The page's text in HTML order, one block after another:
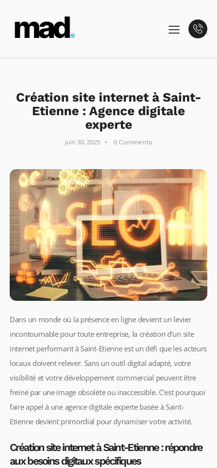
Création site internet à Saint-
Etienne : Agence digitale
experte
juin 30, 2025 0 Comments
Dans un monde où la présence en ligne devient un levier
incontournable pour toute entreprise, la création d’un site
internet performant à Saint-Etienne est un défi que les acteurs
locaux doivent relever. Sans un outil digital adapté, votre
visibilité et votre développement commercial peuvent être
freiné par une image obsolète ou inaccessible. C’est pourquoi
faire appel à une agence digitale experte basée à Saint-
Etienne devient primordial pour dynamiser votre activité.
Création site internet à Saint-Etienne : répondre
aux besoins digitaux spécifiques